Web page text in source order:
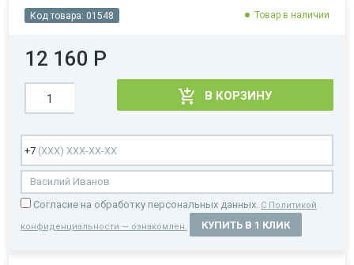
Код товара: 01548 Товар в наличии
12 160 Р
В КОРЗИНУ
Cогласие на обработку персональных данных. С Политикой
конфиденциальности — ознакомлен. КУПИТЬ В 1 КЛИК